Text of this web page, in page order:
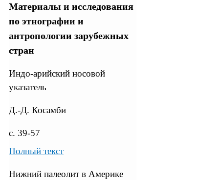
Материалы и исследования
по этнографии и
антропологии зарубежных
стран
Индо-арийский носовой
указатель
Д.-Д. Косамби
с. 39-57
Полный текст
Нижний палеолит в Америке